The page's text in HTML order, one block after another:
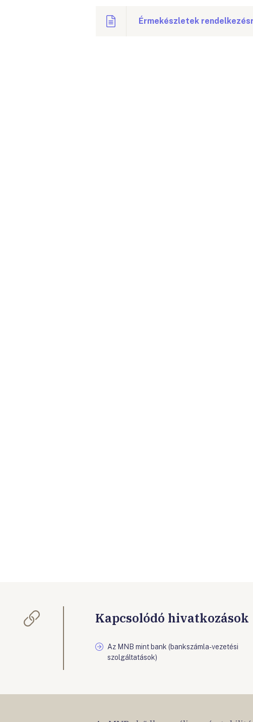
Érmekészletek
Kapcsolódó hivatkozások
Az MNB mint bank (bankszámla-vezetési
szolgáltatások)